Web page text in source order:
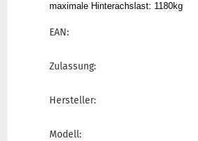
maximale Hinterachslast: 1180kg
EAN:
Zulassung:
Hersteller:
Modell: